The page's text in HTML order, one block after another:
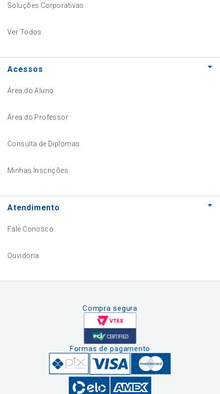
Soluções Corporativas
Ver Todos
Acessos
Área do Aluno
Área do Professor
Consulta de Diplomas
Minhas Inscrições
Atendimento
Fale Conosco
Ouvidoria
Compra segura
Formas de pagamento